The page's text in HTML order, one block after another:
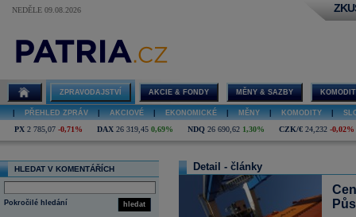
NEDĚLE 09.08.2026
ZPRAVODAJSTVÍ AKCIE & FONDY MĚNY & SAZBY
PŘEHLED ZPRÁV AKCIOVÉ EKONOMICKÉ MĚNY KOMODITY
PX 2 785,07 -0,71% DAX 26 319,45 0,69% NDQ 26 690,62 1,30% CZK/€ 24,232 -0,02%
HLEDAT V KOMENTÁŘÍCH
hledat
Pokročilé hledání
Detail - články